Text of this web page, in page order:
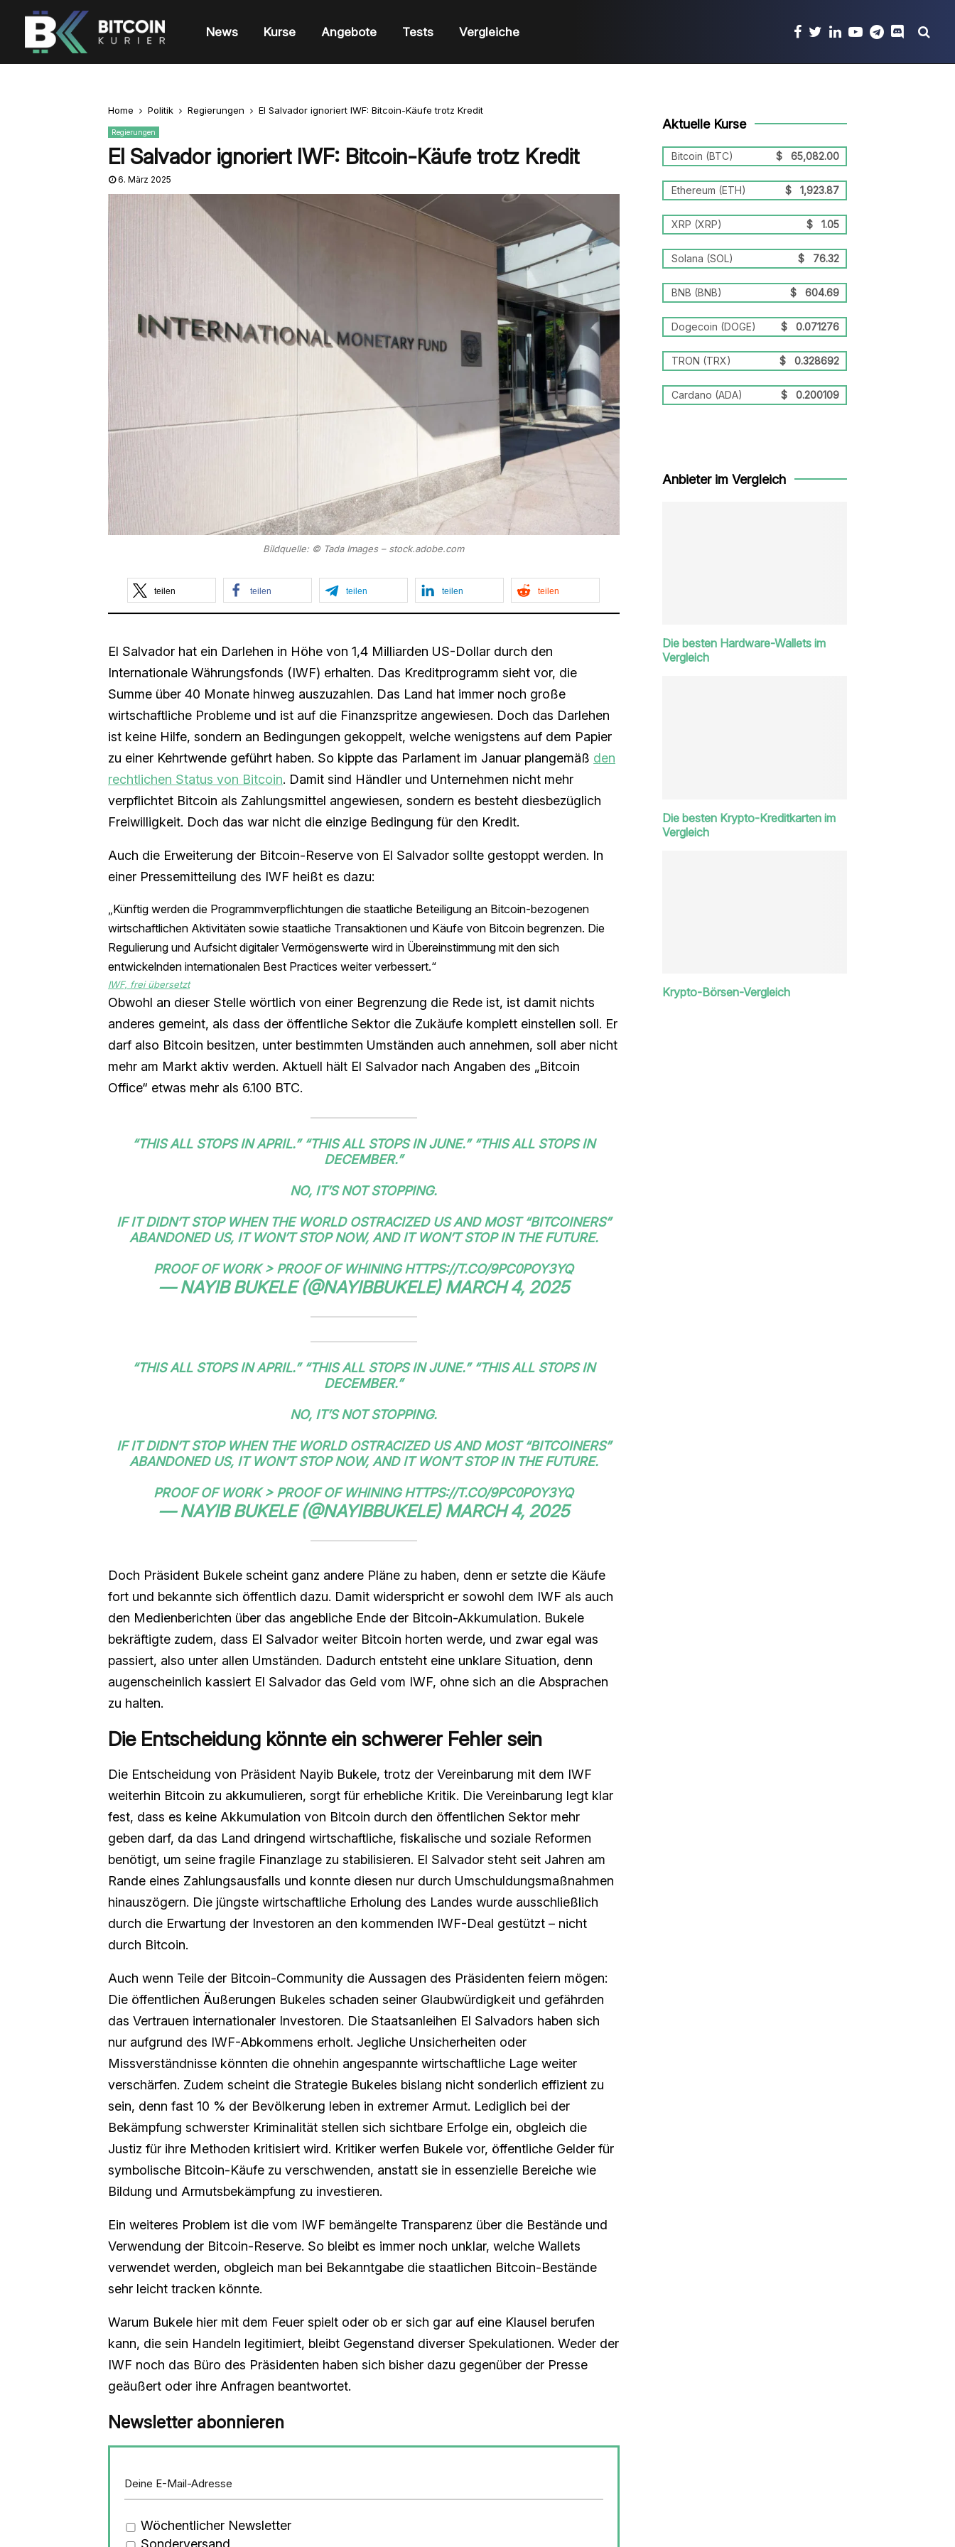
News Kurse Angebote Tests Vergleiche
Home Politik Regierungen El Salvador ignoriert IWF: Bitcoin-Käufe trotz Kredit
Regierungen
El Salvador ignoriert IWF: Bitcoin-Käufe trotz Kredit
6. März 2025
Bildquelle: © Tada Images – stock.adobe.com
teilen teilen teilen teilen teilen
El Salvador hat ein Darlehen in Höhe von 1,4 Milliarden US-Dollar durch den
Internationale Währungsfonds (IWF) erhalten. Das Kreditprogramm sieht vor, die
Summe über 40 Monate hinweg auszuzahlen. Das Land hat immer noch große
wirtschaftliche Probleme und ist auf die Finanzspritze angewiesen. Doch das Darlehen
ist keine Hilfe, sondern an Bedingungen gekoppelt, welche wenigstens auf dem Papier
zu einer Kehrtwende geführt haben. So kippte das Parlament im Januar plangemäß den
rechtlichen Status von Bitcoin. Damit sind Händler und Unternehmen nicht mehr
verpflichtet Bitcoin als Zahlungsmittel angewiesen, sondern es besteht diesbezüglich
Freiwilligkeit. Doch das war nicht die einzige Bedingung für den Kredit.
Auch die Erweiterung der Bitcoin-Reserve von El Salvador sollte gestoppt werden. In
einer Pressemitteilung des IWF heißt es dazu:
„Künftig werden die Programmverpflichtungen die staatliche Beteiligung an Bitcoin-bezogenen
wirtschaftlichen Aktivitäten sowie staatliche Transaktionen und Käufe von Bitcoin begrenzen. Die
Regulierung und Aufsicht digitaler Vermögenswerte wird in Übereinstimmung mit den sich
entwickelnden internationalen Best Practices weiter verbessert.“
IWF, frei übersetzt
Obwohl an dieser Stelle wörtlich von einer Begrenzung die Rede ist, ist damit nichts
anderes gemeint, als dass der öffentliche Sektor die Zukäufe komplett einstellen soll. Er
darf also Bitcoin besitzen, unter bestimmten Umständen auch annehmen, soll aber nicht
mehr am Markt aktiv werden. Aktuell hält El Salvador nach Angaben des „Bitcoin
Office“ etwas mehr als 6.100 BTC.
“THIS ALL STOPS IN APRIL.” “THIS ALL STOPS IN JUNE.” “THIS ALL STOPS IN
DECEMBER.”
NO, IT’S NOT STOPPING.
IF IT DIDN’T STOP WHEN THE WORLD OSTRACIZED US AND MOST “BITCOINERS”
ABANDONED US, IT WON’T STOP NOW, AND IT WON’T STOP IN THE FUTURE.
PROOF OF WORK > PROOF OF WHININGHTTPS://T.CO/9PC0POY3YQ
— NAYIB BUKELE (@NAYIBBUKELE) MARCH 4, 2025
“THIS ALL STOPS IN APRIL.” “THIS ALL STOPS IN JUNE.” “THIS ALL STOPS IN
DECEMBER.”
NO, IT’S NOT STOPPING.
IF IT DIDN’T STOP WHEN THE WORLD OSTRACIZED US AND MOST “BITCOINERS”
ABANDONED US, IT WON’T STOP NOW, AND IT WON’T STOP IN THE FUTURE.
PROOF OF WORK > PROOF OF WHININGHTTPS://T.CO/9PC0POY3YQ
— NAYIB BUKELE (@NAYIBBUKELE) MARCH 4, 2025
Doch Präsident Bukele scheint ganz andere Pläne zu haben, denn er setzte die Käufe
fort und bekannte sich öffentlich dazu. Damit widerspricht er sowohl dem IWF als auch
den Medienberichten über das angebliche Ende der Bitcoin-Akkumulation. Bukele
bekräftigte zudem, dass El Salvador weiter Bitcoin horten werde, und zwar egal was
passiert, also unter allen Umständen. Dadurch entsteht eine unklare Situation, denn
augenscheinlich kassiert El Salvador das Geld vom IWF, ohne sich an die Absprachen
zu halten.
Die Entscheidung könnte ein schwerer Fehler sein
Die Entscheidung von Präsident Nayib Bukele, trotz der Vereinbarung mit dem IWF
weiterhin Bitcoin zu akkumulieren, sorgt für erhebliche Kritik. Die Vereinbarung legt klar
fest, dass es keine Akkumulation von Bitcoin durch den öffentlichen Sektor mehr
geben darf, da das Land dringend wirtschaftliche, fiskalische und soziale Reformen
benötigt, um seine fragile Finanzlage zu stabilisieren. El Salvador steht seit Jahren am
Rande eines Zahlungsausfalls und konnte diesen nur durch Umschuldungsmaßnahmen
hinauszögern. Die jüngste wirtschaftliche Erholung des Landes wurde ausschließlich
durch die Erwartung der Investoren an den kommenden IWF-Deal gestützt – nicht
durch Bitcoin.
Auch wenn Teile der Bitcoin-Community die Aussagen des Präsidenten feiern mögen:
Die öffentlichen Äußerungen Bukeles schaden seiner Glaubwürdigkeit und gefährden
das Vertrauen internationaler Investoren. Die Staatsanleihen El Salvadors haben sich
nur aufgrund des IWF-Abkommens erholt. Jegliche Unsicherheiten oder
Missverständnisse könnten die ohnehin angespannte wirtschaftliche Lage weiter
verschärfen. Zudem scheint die Strategie Bukeles bislang nicht sonderlich effizient zu
sein, denn fast 10 % der Bevölkerung leben in extremer Armut. Lediglich bei der
Bekämpfung schwerster Kriminalität stellen sich sichtbare Erfolge ein, obgleich die
Justiz für ihre Methoden kritisiert wird. Kritiker werfen Bukele vor, öffentliche Gelder für
symbolische Bitcoin-Käufe zu verschwenden, anstatt sie in essenzielle Bereiche wie
Bildung und Armutsbekämpfung zu investieren.
Ein weiteres Problem ist die vom IWF bemängelte Transparenz über die Bestände und
Verwendung der Bitcoin-Reserve. So bleibt es immer noch unklar, welche Wallets
verwendet werden, obgleich man bei Bekanntgabe die staatlichen Bitcoin-Bestände
sehr leicht tracken könnte.
Warum Bukele hier mit dem Feuer spielt oder ob er sich gar auf eine Klausel berufen
kann, die sein Handeln legitimiert, bleibt Gegenstand diverser Spekulationen. Weder der
IWF noch das Büro des Präsidenten haben sich bisher dazu gegenüber der Presse
geäußert oder ihre Anfragen beantwortet.
Newsletter abonnieren
Wöchentlicher Newsletter
Sonderversand
Aktuelle Kurse
Bitcoin (BTC) $ 65,082.00
Ethereum (ETH) $ 1,923.87
XRP (XRP) $ 1.05
Solana (SOL) $ 76.32
BNB (BNB) $ 604.69
Dogecoin (DOGE) $ 0.071276
TRON (TRX) $ 0.328692
Cardano (ADA) $ 0.200109
Anbieter im Vergleich
Die besten Hardware-Wallets im
Vergleich
Die besten Krypto-Kreditkarten im
Vergleich
Krypto-Börsen-Vergleich